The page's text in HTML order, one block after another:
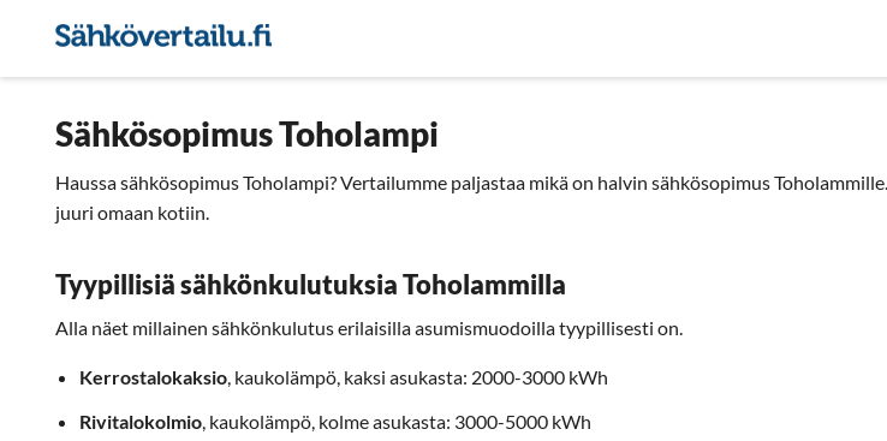
Sähkösopimus Toholampi
Haussa sähkösopimus Toholampi? Vertailumme paljastaa mikä on halvin sähkösopimus
juuri omaan kotiin.
Tyypillisiä sähkönkulutuksia Toholammilla
Alla näet millainen sähkönkulutus erilaisilla asumismuodoilla tyypillisesti on.
Kerrostalokaksio, kaukolämpö, kaksi asukasta: 2000-3000 kWh
Rivitalokolmio, kaukolämpö, kolme asukasta: 3000-5000 kWh